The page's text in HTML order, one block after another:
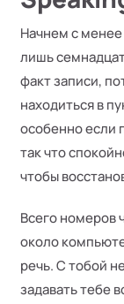
Начнем с
лишь
факт записи,
находиться в
особенно если
так что
чтобы
Всего номеров
около
речь. С тобой
задавать тебе